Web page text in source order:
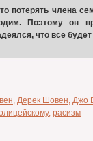
потерять члена
Поэтому он
что все
, Дерек Шовен, Джо
, расизм